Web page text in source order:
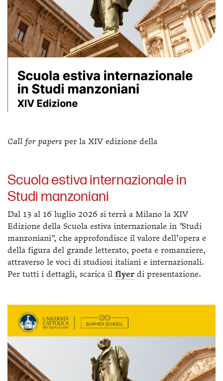
Call for papers per la XIV edizione della
Scuola estiva internazionale in
Studi manzoniani
Dal 13 al 16 luglio 2026 si terrà a Milano la XIV
Edizione della Scuola estiva internazionale in "Studi
manzoniani", che approfondisce il valore dell’opera e
della figura del grande letterato, poeta e romanziere,
attraverso le voci di studiosi italiani e internazionali.
Per tutti i dettagli, scarica il flyer di presentazione.